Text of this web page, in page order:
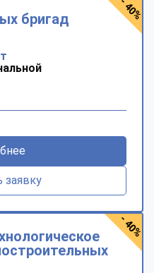
бригад
заявку
- 40%
- 40%